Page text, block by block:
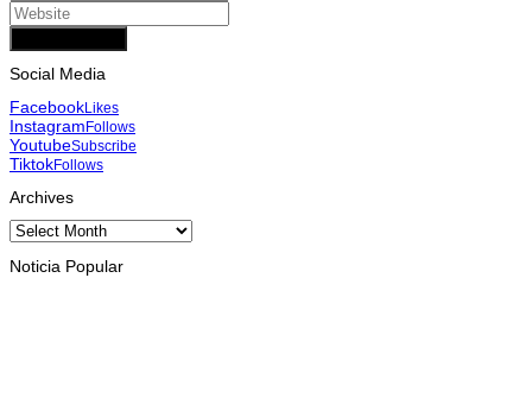
Social Media
FacebookLikes
InstagramFollows
YoutubeSubscribe
TiktokFollows
Archives
Archives
Noticia Popular